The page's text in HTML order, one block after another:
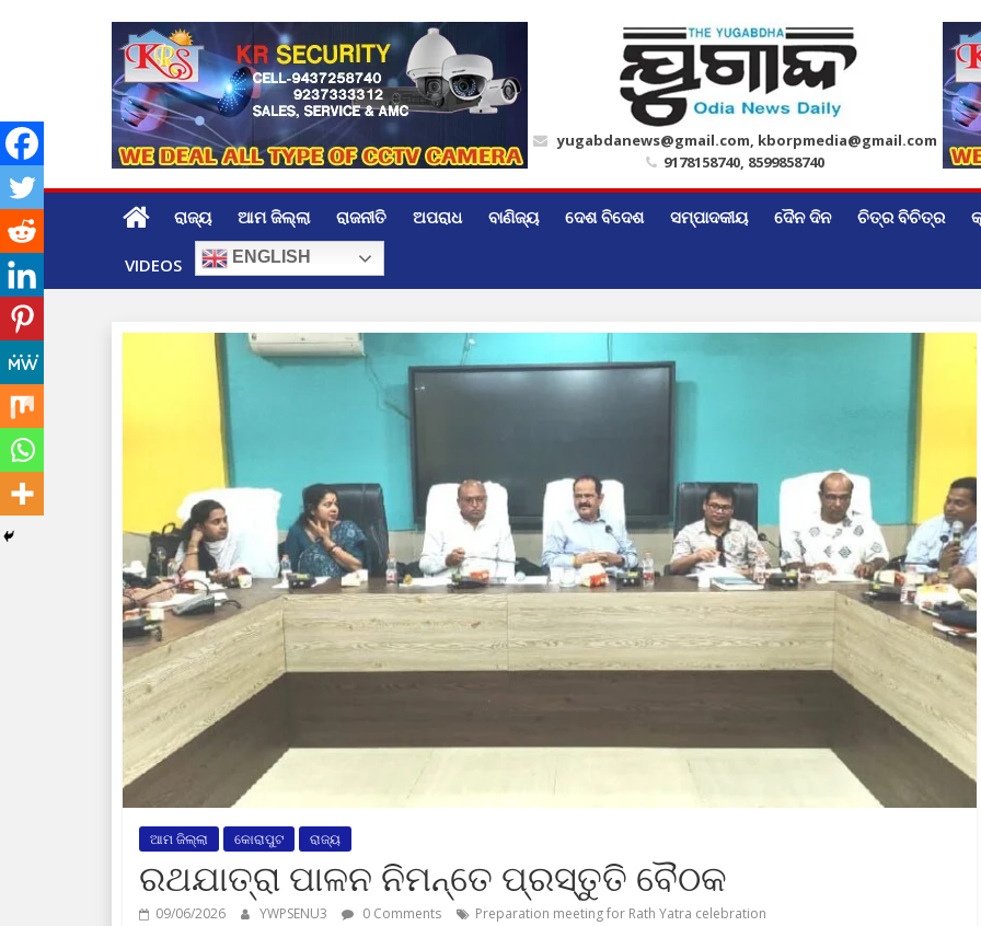
yugabdanews@gmail.com, kborpmedia@gmail.com
9178158740, 8599858740
ରାଜ୍ୟ ଆମ ଜିଲ୍ଲା ରାଜନୀତି ଅପରାଧ ବାଣିଜ୍ୟ ଦେଶ ବିଦେଶ ସମ୍ପାଦକୀୟ ଦୈନ ଦିନ ଚିତ୍ର ବିଚିତ୍ର
VIDEOS ENGLISH
ଆମ ଜିଲ୍ଲା କୋରାପୁଟ ରାଜ୍ୟ
ରଥଯାତ୍ରା ପାଳନ ନିମନ୍ତେ ପ୍ରସ୍ତୁତି ବୈଠକ
09/06/2026 YWPSENU3 0 Comments Preparation meeting for Rath Yatra celebration